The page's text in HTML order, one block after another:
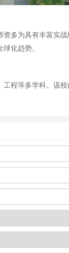
多为具有丰富实
化趋势。
程等多学科。